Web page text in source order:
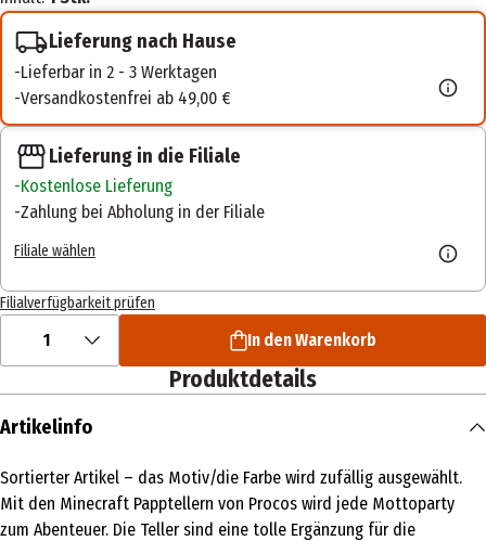
Lieferung nach Hause
Lieferbar in 2 - 3 Werktagen
Versandkostenfrei ab 49,00 €
Lieferung in die Filiale
Kostenlose Lieferung
Zahlung bei Abholung in der Filiale
Filiale wählen
Filialverfügbarkeit prüfen
1 In den Warenkorb
Produktdetails
Artikelinfo
Sortierter Artikel – das Motiv/die Farbe wird zufällig ausgewählt.
Mit den Minecraft Papptellern von Procos wird jede Mottoparty
zum Abenteuer. Die Teller sind eine tolle Ergänzung für die